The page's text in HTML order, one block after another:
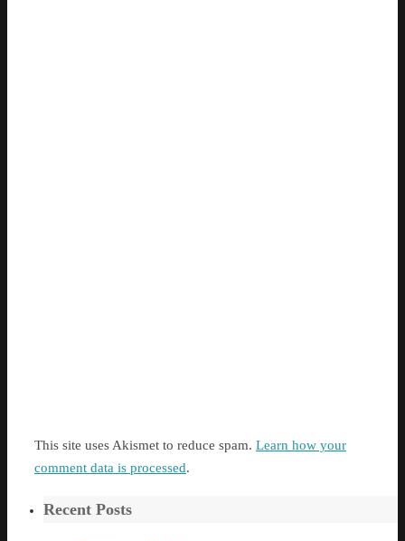
This site uses Akismet to reduce spam. Learn how your
comment data is processed.
Recent Posts